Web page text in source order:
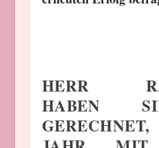
HERR
HABEN